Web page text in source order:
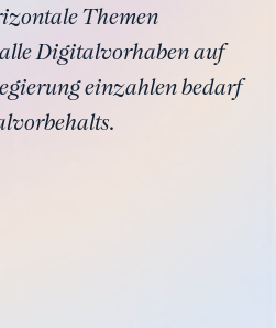
Themen
Digitalvorhaben auf
einzahlen bedarf